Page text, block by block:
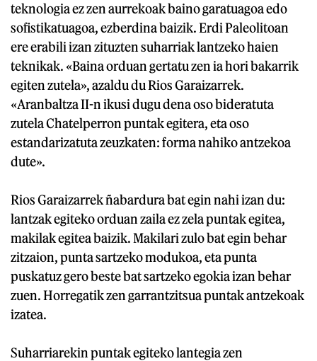
teknologia ez zen aurrekoak baino garatuagoa edo
sofistikatuagoa, ezberdina baizik. Erdi Paleolitoan
ere erabili izan zituzten suharriak lantzeko haien
teknikak. «Baina orduan gertatu zen ia hori bakarrik
egiten zutela», azaldu du Rios Garaizarrek.
«Aranbaltza II-n ikusi dugu dena oso bideratuta
zutela Chatelperron puntak egitera, eta oso
estandarizatuta zeuzkaten: forma nahiko antzekoa
dute».
Rios Garaizarrek ñabardura bat egin nahi izan du:
lantzak egiteko orduan zaila ez zela puntak egitea,
makilak egitea baizik. Makilari zulo bat egin behar
zitzaion, punta sartzeko modukoa, eta punta
puskatuz gero beste bat sartzeko egokia izan behar
zuen. Horregatik zen garrantzitsua puntak antzekoak
izatea.
Suharriarekin puntak egiteko lantegia zen